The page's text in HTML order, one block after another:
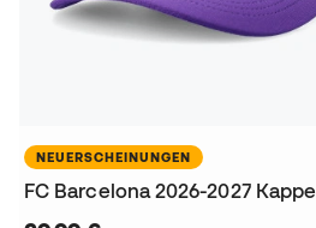
NEUERSCHEINUNGEN
FC Barcelona 2026-2027 Kappe